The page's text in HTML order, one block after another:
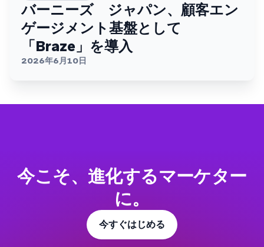
バーニーズ ジャパン、顧客エン
ゲージメント基盤として
「Braze」を導入
2026年6月10日
今こそ、進化するマーケター
に。
今すぐはじめる